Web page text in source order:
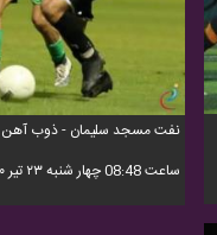
نفت مسجد سلیمان - ذوب آهن
ساعت 08:48 چهار شنبه ۲۳ تیر ۱۴۰۰